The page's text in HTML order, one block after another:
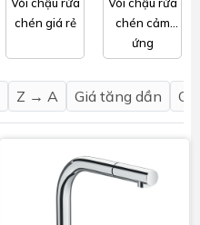
chén giá rẻ
chén cảm
ứng
Z → A Giá tăng dần